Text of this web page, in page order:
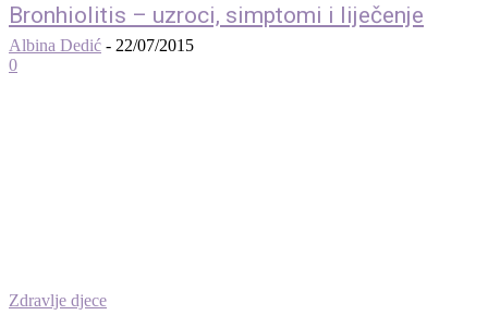
Bronhiolitis – uzroci, simptomi i liječenje
Albina Dedić - 22/07/2015
0
Zdravlje djece